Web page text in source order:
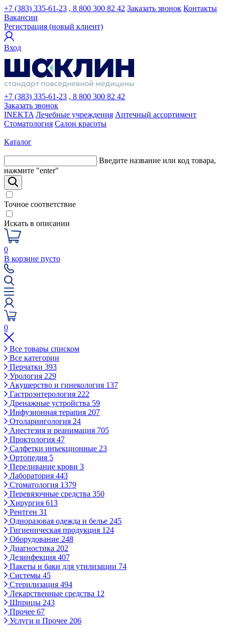
+7 (383) 335-61-23 , 8 800 300 82 42 Заказать звонок Контакты
Вакансии
Регистрация (новый клиент)
Вход
+7 (383) 335-61-23 , 8 800 300 82 42
Заказать звонок
INEKTA Лечебные учреждения Аптечный ассортимент
Стоматология Салон красоты
Каталог
Введите название или код товара,
нажмите "enter"
Точное соответствие
Искать в описании
0
В корзине пусто
0
Все товары списком
Все категории
Перчатки 393
Урология 229
Акушерство и гинекология 137
Гастроэнтерология 222
Дренажные устройства 59
Инфузионная терапия 207
Отоларингология 24
Анестезия и реанимация 705
Проктология 47
Салфетки инъекционные 23
Ортопедия 5
Переливание крови 3
Лаборатория 443
Стоматология 1379
Перевязочные средства 350
Хирургия 613
Рентген 31
Одноразовая одежда и белье 245
Гигиеническая продукция 124
Оборудование 248
Диагностика 202
Дезинфекция 407
Пакеты и баки для утилизации 74
Системы 45
Стерилизация 494
Лекарственные средства 12
Шприцы 243
Прочее 67
Услуги и Прочее 206